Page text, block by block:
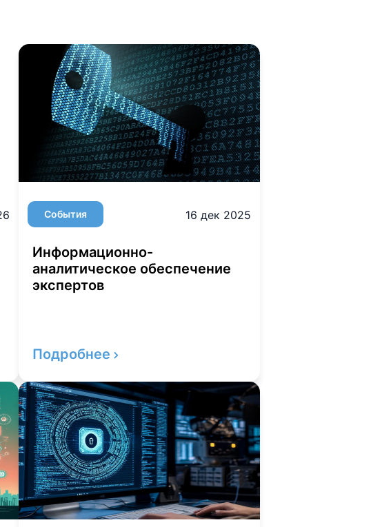
События 16 дек 2025
Информационно-
аналитическое обеспечение
экспертов
Подробнее